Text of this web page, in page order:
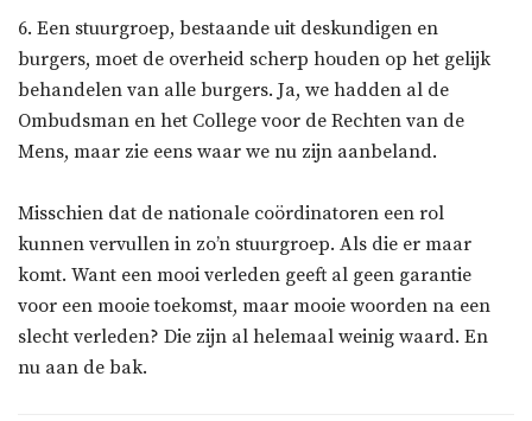
6. Een stuurgroep, bestaande uit deskundigen en
burgers, moet de overheid scherp houden op het gelijk
behandelen van alle burgers. Ja, we hadden al de
Ombudsman en het College voor de Rechten van de
Mens, maar zie eens waar we nu zijn aanbeland.
Misschien dat de nationale coördinatoren een rol
kunnen vervullen in zo’n stuurgroep. Als die er maar
komt. Want een mooi verleden geeft al geen garantie
voor een mooie toekomst, maar mooie woorden na een
slecht verleden? Die zijn al helemaal weinig waard. En
nu aan de bak.